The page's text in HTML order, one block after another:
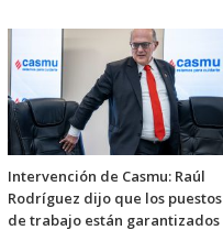
Intervención de Casmu: Raúl
Rodríguez dijo que los puestos
de trabajo están garantizados